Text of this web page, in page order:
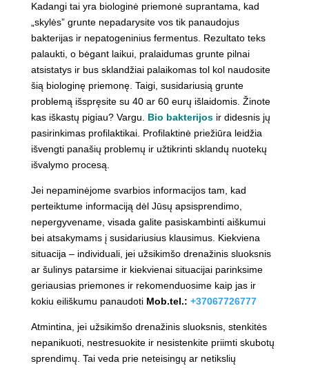
Kadangi tai yra biologinė priemonė suprantama, kad
„skylės” grunte nepadarysite vos tik panaudojus
bakterijas ir nepatogeninius fermentus. Rezultato teks
palaukti, o bėgant laikui, pralaidumas grunte pilnai
atsistatys ir bus sklandžiai palaikomas tol kol naudosite
šią biologinę priemonę. Taigi, susidariusią grunte
problemą išspręsite su 40 ar 60 eurų išlaidomis. Žinote
kas iškastų pigiau? Vargu. Bio bakterijosir didesnis jų
pasirinkimas profilaktikai. Profilaktinė priežiūra leidžia
išvengti panašių problemų ir užtikrinti sklandų nuotekų
išvalymo procesą.
Jei nepaminėjome svarbios informacijos tam, kad
perteiktume informaciją dėl Jūsų apsisprendimo,
nepergyvename, visada galite pasiskambinti aiškumui
bei atsakymams į susidariusius klausimus. Kiekviena
situacija – individuali, jei užsikimšo drenažinis sluoksnis
ar šulinys patarsime ir kiekvienai situacijai parinksime
geriausias priemones ir rekomenduosime kaip jas ir
kokiu eiliškumu panaudoti Mob.tel.: +37067726777
Atmintina, jei užsikimšo drenažinis sluoksnis, stenkitės
nepanikuoti, nestresuokite ir nesistenkite priimti skubotų
sprendimų. Tai veda prie neteisingų ar netikslių